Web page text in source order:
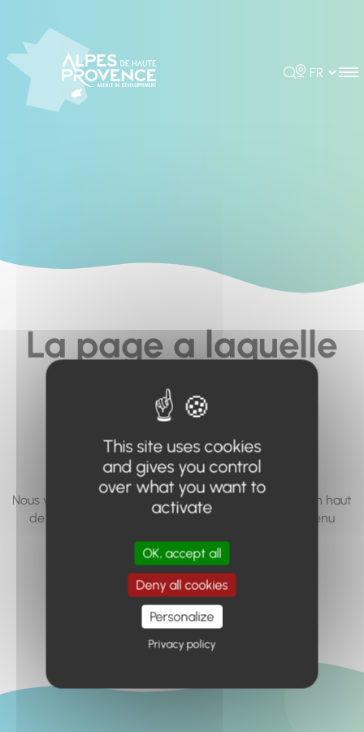
Rechercher
Choisir la
La page a laquelle
vous cherchez à
accéder n'existe
pas... ou plus.
Nous vous invitons à utiliser le moteur de recherche en haut
de page, ou à utiliser le menu pour trouver le contenu
Retour à l'accueil
This site uses cookies
and gives you control
over what you want to
activate
OK, accept all
Deny all cookies
Personalize
Privacy policy